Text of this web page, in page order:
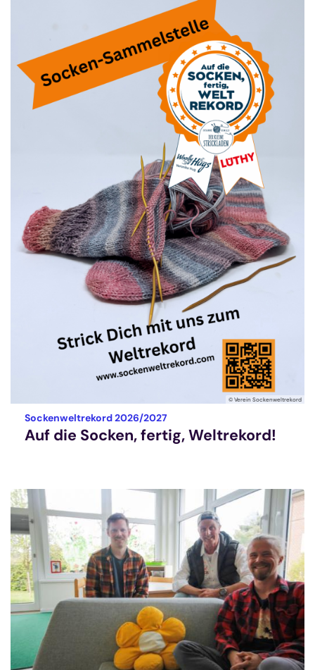
© Verein Sockenweltrekord
Sockenweltrekord 2026/2027
Auf die Socken, fertig, Weltrekord!